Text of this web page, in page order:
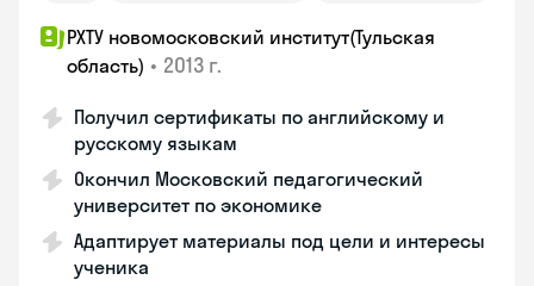
РХТУ новомосковский институт(Тульская
область) • 2013 г.
Получил сертификаты по английскому и
русскому языкам
Окончил Московский педагогический
университет по экономике
Адаптирует материалы под цели и интересы
ученика